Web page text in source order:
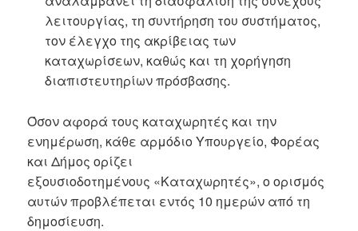
λειτουργίας, τη συντήρηση του συστήματος,
τον έλεγχο της ακρίβειας των
καταχωρίσεων, καθώς και τη χορήγηση
διαπιστευτηρίων πρόσβασης.
Όσον αφορά τους καταχωρητές και την
ενημέρωση, κάθε αρμόδιο Υπουργείο, Φορέας
και Δήμος ορίζει
εξουσιοδοτημένους «Καταχωρητές», ο ορισμός
αυτών προβλέπεται εντός 10 ημερών από τη
δημοσίευση.